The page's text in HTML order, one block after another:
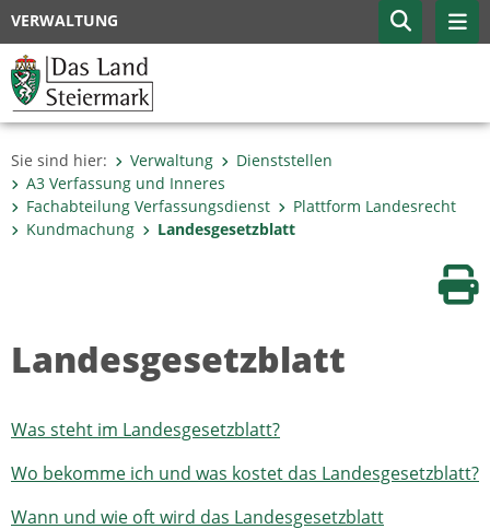
VERWALTUNG
Sie sind hier: Verwaltung
Dienststellen
A3 Verfassung und Inneres
Fachabteilung Verfassungs­dienst
Plattform Landesrecht
Kundmachung
Landesgesetzblatt
Landesgesetzblatt
Was steht im Landesgesetzblatt?
Wo bekomme ich und was kostet das Landesgesetzblatt?
Wann und wie oft wird das Landesgesetzblatt